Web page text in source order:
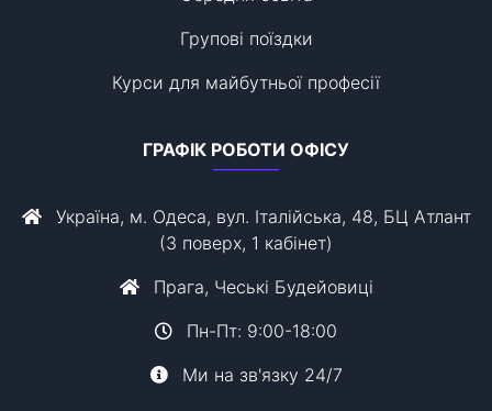
Групові поїздки
Курси для майбутньої професії
ГРАФІК РОБОТИ ОФІСУ
Україна, м. Одеса, вул. Італійська, 48, БЦ Атлант
(3 поверх, 1 кабінет)
Прага, Чеські Будейовиці
Пн-Пт: 9:00-18:00
Ми на зв'язку 24/7